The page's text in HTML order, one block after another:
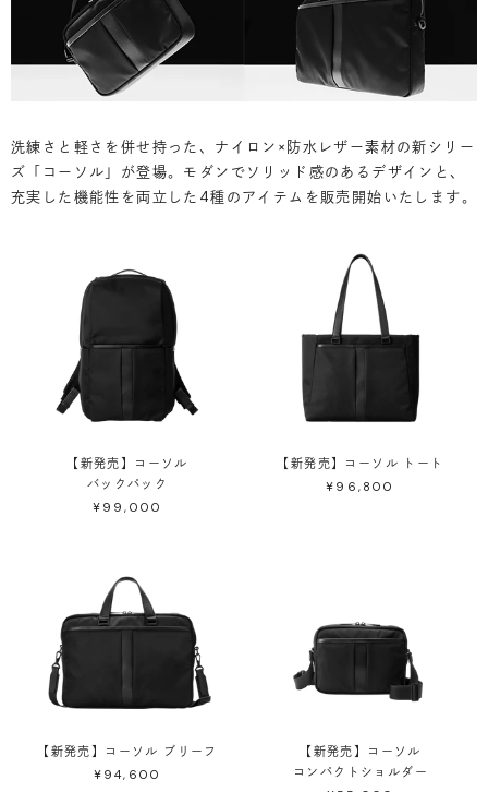
洗練さと軽さを併せ持った、ナイロン×防水レザー素材の新シリー
ズ「コーソル」が登場。モダンでソリッド感のあるデザインと、
充実した機能性を両立した4種のアイテムを販売開始いたします。
【新発売】コーソル
バックパック
¥99,000
【新発売】コーソル トート
¥96,800
【新発売】コーソル ブリーフ
¥94,600
【新発売】コーソル
コンパクトショルダー